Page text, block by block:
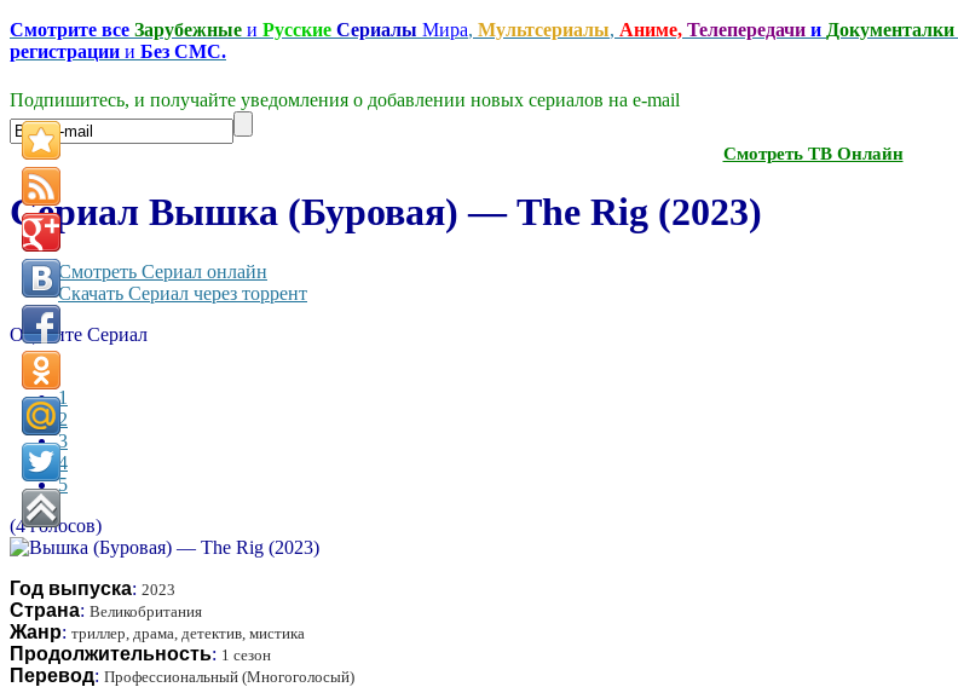
Смотрите все Зарубежные и Русские Сериалы Мира, Мультсериалы, Аниме, Телепередачи и Документалки
регистрации и Без СМС.
Подпишитесь, и получайте уведомления о добавлении новых сериалов на e-mаil
Смотреть ТВ Онлайн
Сериал Вышка (Буровая) — The Rig (2023)
Смотреть Сериал онлайн
Скачать Сериал через торрент
Оцените Сериал
1
2
3
4
5
(4 голосов)
Год выпуска: 2023
Страна: Великобритания
Жанр: триллер, драма, детектив, мистика
Продолжительность: 1 сезон
Перевод: Профессиональный (Многоголосый)